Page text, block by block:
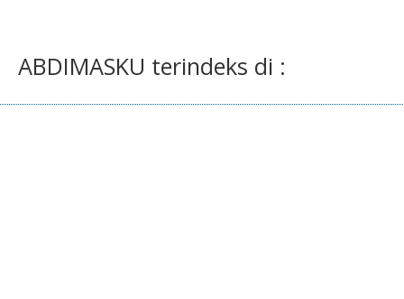
ABDIMASKU terindeks di :